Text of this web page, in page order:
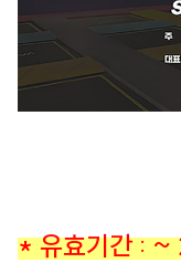
* 유효기간 :